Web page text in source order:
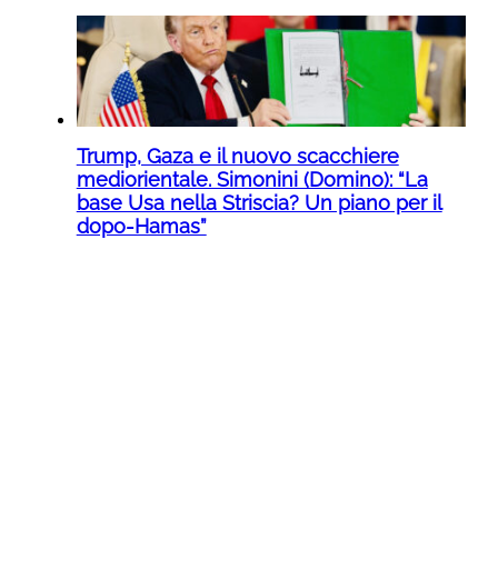
Trump, Gaza e il nuovo scacchiere
mediorientale. Simonini (Domino): “La
base Usa nella Striscia? Un piano per il
dopo-Hamas”